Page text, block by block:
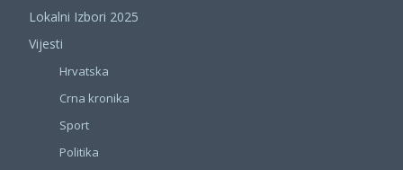
Lokalni Izbori 2025
Vijesti
Hrvatska
Crna kronika
Sport
Politika